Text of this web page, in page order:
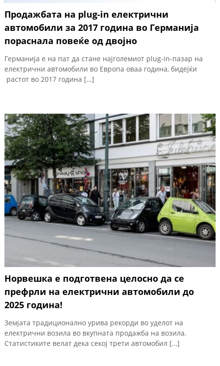
Продажбата на plug-in електрични
автомобили за 2017 година во Германија
пораснала повеќе од двојно
Германија е на пат да стане најголемиот plug-in-пазар на
електрични автомобили во Европа оваа година, бидејќи
растот во 2017 година […]
Норвешка е подготвена целосно да се
префрли на електрични автомобили до
2025 година!
Земјата традиционално урива рекорди во уделот на
електрични возила во вкупната продажба на возила.
Статистиките велат дека секој трети автомобил […]